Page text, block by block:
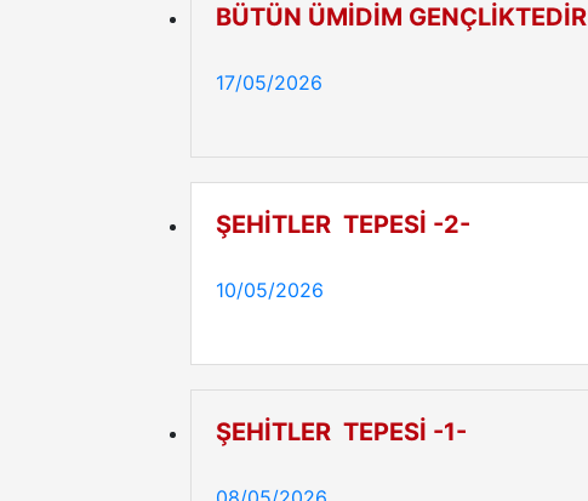
BÜTÜN ÜMİDİM GENÇLİKTEDİR
17/05/2026
ŞEHİTLER TEPESİ -2-
10/05/2026
ŞEHİTLER TEPESİ -1-